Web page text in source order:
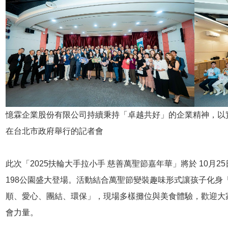
憶霖企業股份有限公司持續秉持「卓越共好」的企業精神，
在台北市政府舉行的記者會
此次「2025扶輪大手拉小手 慈善萬聖節嘉年華」將於 10月
198公園盛大登場。活動結合萬聖節變裝趣味形式讓孩子化身
順、愛心、團結、環保」，現場多樣攤位與美食體驗，歡迎
會力量。